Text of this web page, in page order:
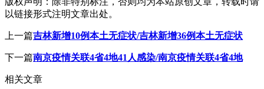
以链接形式注明文章出处。
上一篇吉林新增10例本土无症状/吉林新增36例本土无症状
下一篇南京疫情关联4省4地41人感染/南京疫情关联4省4地
相关文章